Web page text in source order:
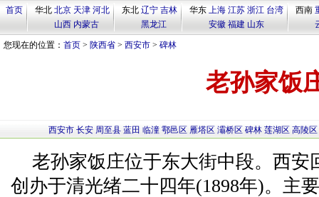
首页 华北 北京 天津 河北
山西 内蒙古
东北 辽宁 吉林
黑龙江
华东 上海 江苏 浙江 台湾
安徽 福建 山东
西南
您现在的位置： 首页 > 陕西省 > 西安市 > 碑林
老孙家饭
西安市 长安 周至县 蓝田 临潼 鄠邑区 雁塔区 灞桥区 碑林 莲湖区 高陵区
老孙家饭庄位于东大街中段。西安
创办于清光绪二十四年(1898年)。主